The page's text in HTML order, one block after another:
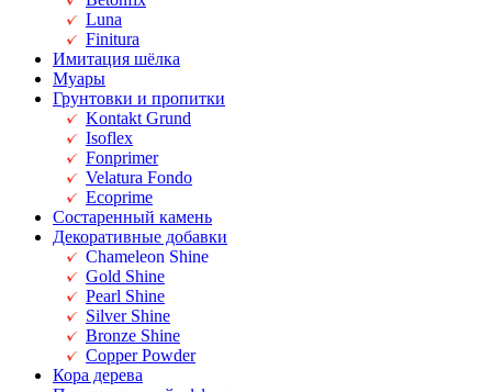
Luna
Finitura
Имитация шёлка
Муары
Грунтовки и пропитки
Kontakt Grund
Isoflex
Fonprimer
Velatura Fondo
Ecoprime
Состаренный камень
Декоративные добавки
Chameleon Shine
Gold Shine
Pearl Shine
Silver Shine
Bronze Shine
Copper Powder
Кора дерева